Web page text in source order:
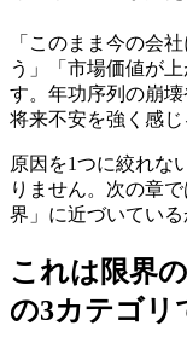
「このまま今の会
う」「市場価値が
す。年功序列の崩
将来不安を強く感じ
原因を1つに絞れな
りません。次の章
界」に近づいてい
これは限界
の3カテゴリ